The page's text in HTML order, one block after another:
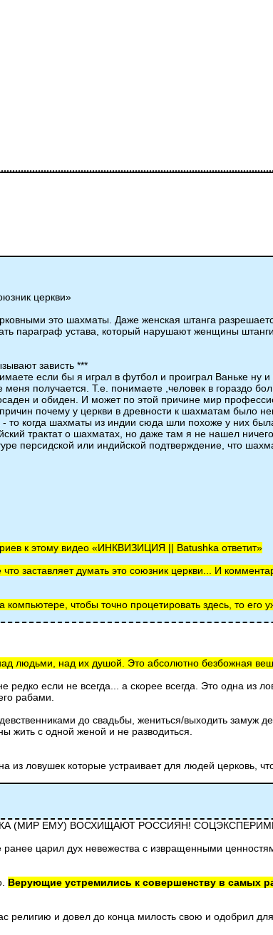
церкви»
это шахматы. Даже женская штанга
параграф устава, который нарушают женщины
зависть ***
если бы я играл в футбол и проиграл Ваньке
получается. Т.е. понимаете ,человек в гораздо
и обиден. И может по этой причине мир
почему у церкви в древности к шахматам было
когда шахматы из индии сюда шли похоже у них
трактат о шахматах, но даже там я не нашел
персидской или индийской подтверждение, что
к этому видео «ИНКВИЗИЦИЯ || Batushka ответит»
заставляет думать это союзник церкви... И
компьютере, чтобы точно процетировать здесь, то
людьми, над их душой. Это абсолютно безбожная
редко если не всегда... а скорее всегда. Это одна из
рабами.
до свадьбы, жениться/выходить замуж
жить с одной женой и не разводиться.
из ловушек которые устраивает для людей церковь,
(МИР ЕМУ) ВОСХИЩАЮТ РОССИЯН!
царил дух невежества с извращенными
Верующие устремились к совершенству в самых
и довел до конца милость свою и одобрил